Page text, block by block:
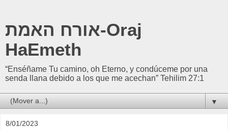
אורח האמת-Oraj
HaEmeth
“Enséñame Tu camino, oh Eterno, y condúceme por una
senda llana debido a los que me acechan” Tehilim 27:1
▼
8/01/2023